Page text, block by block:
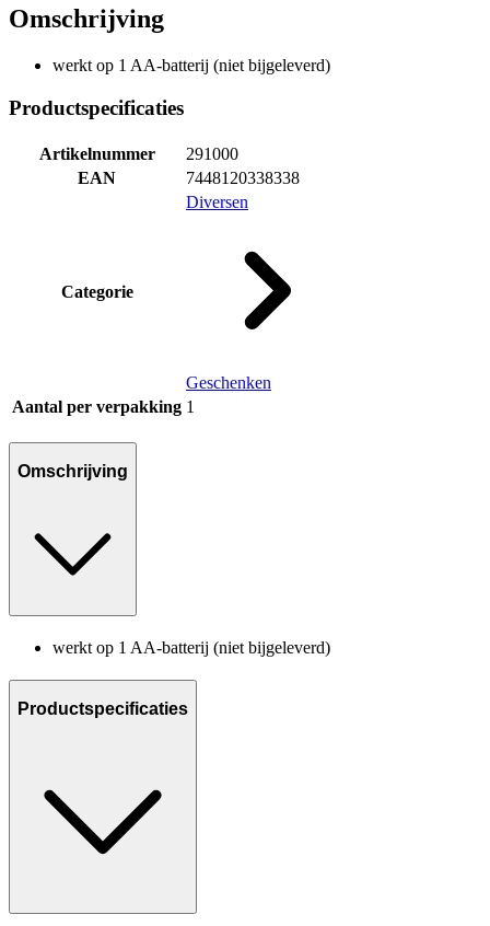
Omschrijving
werkt op 1 AA-batterij (niet bijgeleverd)
Productspecificaties
Artikelnummer
291000
EAN
7448120338338
Categorie
Diversen
Geschenken
Aantal per verpakking 1
Omschrijving
werkt op 1 AA-batterij (niet bijgeleverd)
Productspecificaties